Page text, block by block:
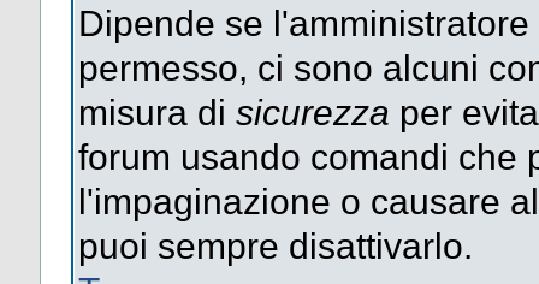
Dipende se
permesso, ci sono alcuni
misura di sicurezza per
forum usando comandi che
l'impaginazione o causare
puoi sempre disattivarlo.